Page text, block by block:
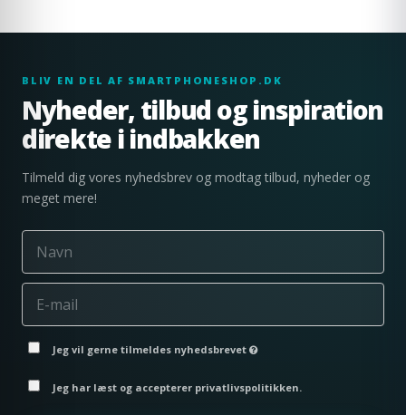
BLIV EN DEL AF SMARTPHONESHOP.DK
Nyheder, tilbud og inspiration
direkte i indbakken
Tilmeld dig vores nyhedsbrev og modtag tilbud, nyheder og
meget mere!
Jeg vil gerne tilmeldes nyhedsbrevet
Jeg har læst og accepterer privatlivspolitikken.